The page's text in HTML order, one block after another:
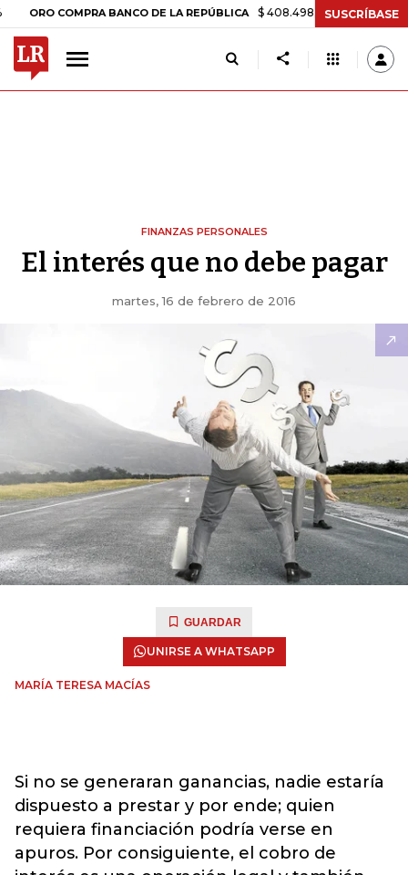
COMPRA BANCO DE LA REPÚBLICA $ 408.498,97 +$ 8.753,81
SUSCRÍBASE
FINANZAS PERSONALES
El interés que no debe pagar
martes, 16 de febrero de 2016
GUARDAR
UNIRSE A WHATSAPP
MARÍA TERESA MACÍAS
Si no se generaran ganancias, nadie estaría
dispuesto a prestar y por ende; quien
requiera financiación podría verse en
apuros. Por consiguiente, el cobro de